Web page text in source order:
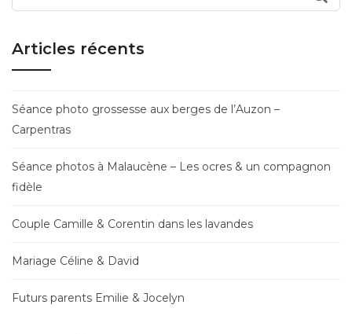
for:
Articles récents
Séance photo grossesse aux berges de l’Auzon –
Carpentras
Séance photos à Malaucène – Les ocres & un compagnon
fidèle
Couple Camille & Corentin dans les lavandes
Mariage Céline & David
Futurs parents Emilie & Jocelyn